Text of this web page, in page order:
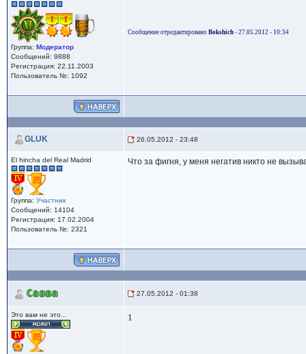
Группа: Модератор
Сообщений: 9888
Регистрация: 22.11.2003
Пользователь №: 1092
Сообщение отредактировано Bokshich- 27.05.2012 - 10:34
GLUK 26.05.2012 - 23:48
El hincha del Real Madrid
Группа: Участник
Сообщений: 14104
Регистрация: 17.02.2004
Пользователь №: 2321
Что за фигня, у меня негатив никто не
Савва 27.05.2012 - 01:38
Это вам не это... 1